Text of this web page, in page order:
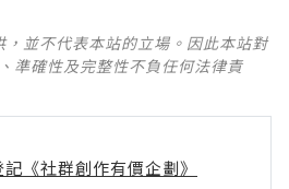
並不代表本站的立場。因此本站對
準確性及完整性不負任何法律責
記《社群創作有價企劃》